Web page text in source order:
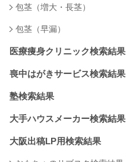
包茎（増大・長茎）
包茎（早漏）
医療痩身クリニック検索結果
喪中はがきサービス検索結果
塾検索結果
大手ハウスメーカー検索結果
大阪出稿LP用検索結果